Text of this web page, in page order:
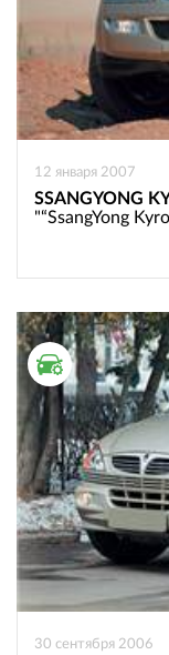
12 января 2007
SSANGYONG
"“SsangYong
ТЕСТ ДРАЙВ
30 сентября 2006